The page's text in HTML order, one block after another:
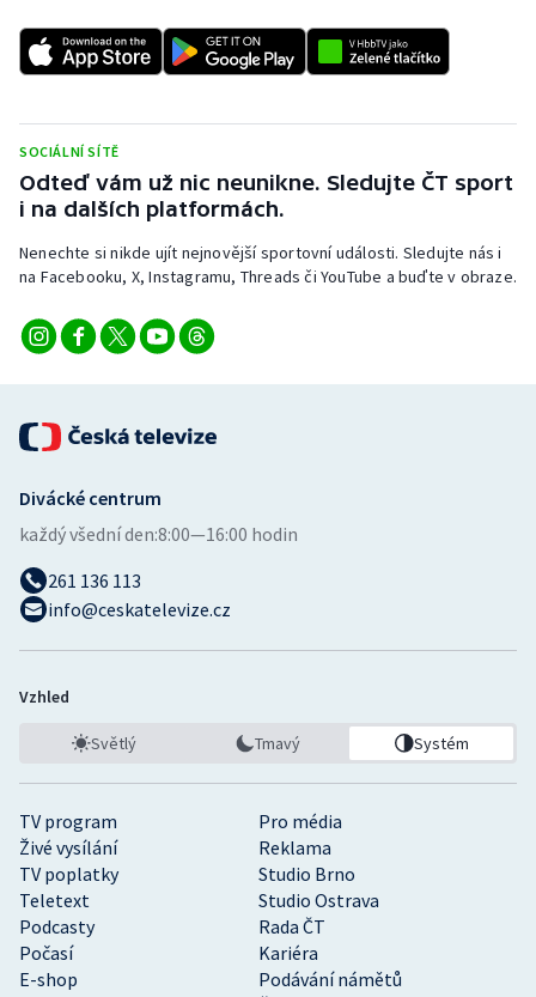
SOCIÁLNÍ SÍTĚ
Odteď vám už nic neunikne. Sledujte ČT sport
i na dalších platformách.
Nenechte si nikde ujít nejnovější sportovní události. Sledujte nás i
na Facebooku, X, Instagramu, Threads či YouTube a buďte v obraze.
TV program
Pro média
Živé vysílání
Reklama
TV poplatky
Studio Brno
Teletext
Studio Ostrava
Podcasty
Rada ČT
Počasí
Kariéra
E-shop
Podávání námětů
Divácké centrum
každý všední den:8:00—16:00 hodin
261 136 113
info@ceskatelevize.cz
Vzhled
Světlý Tmavý Systém